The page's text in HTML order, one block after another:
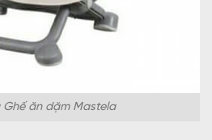
Ghế ăn dặm Mastela